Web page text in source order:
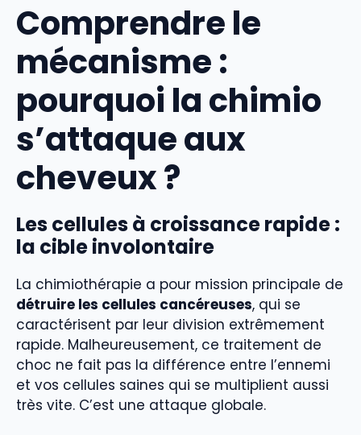
Comprendre le
mécanisme :
pourquoi la chimio
s’attaque aux
cheveux ?
Les cellules à croissance rapide :
la cible involontaire
La chimiothérapie a pour mission principale de
détruire les cellules cancéreuses, qui se
caractérisent par leur division extrêmement
rapide. Malheureusement, ce traitement de
choc ne fait pas la différence entre l’ennemi
et vos cellules saines qui se multiplient aussi
très vite. C’est une attaque globale.